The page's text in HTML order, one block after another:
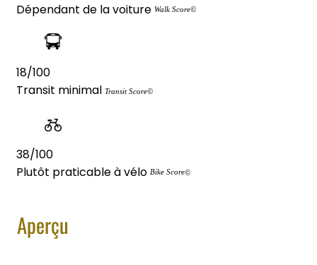
Dépendant de la voiture Walk Score©
18/100
Transit minimal Transit Score©
38/100
Plutôt praticable à vélo Bike Score©
Aperçu